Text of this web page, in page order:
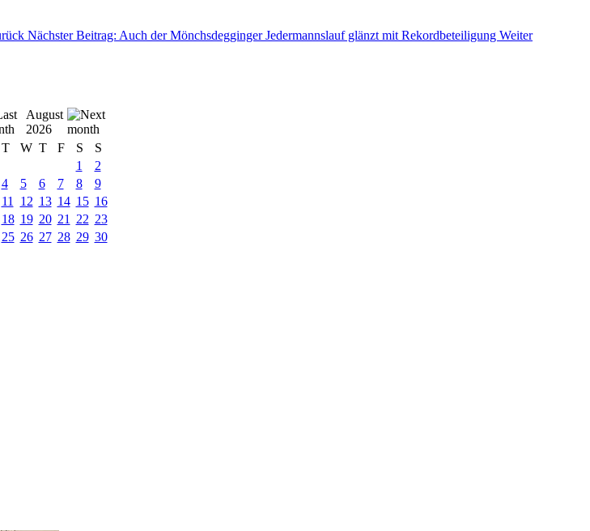
Nächster Beitrag: Auch der Mönchsdegginger Jedermannslauf glänzt mit Rekordbeteiligung Weiter
August
2026
T W T F S
S
1
2
4 5 6 7 8
9
11 12 13 14 15 16
18 19 20 21 22 23
25 26 27 28 29 30